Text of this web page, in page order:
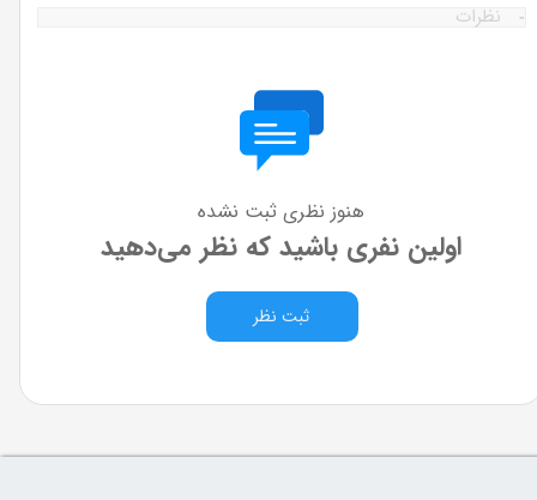
نظرات
هنوز نظری ثبت نشده
اولین نفری باشید که نظر می‌دهید
ثبت نظر